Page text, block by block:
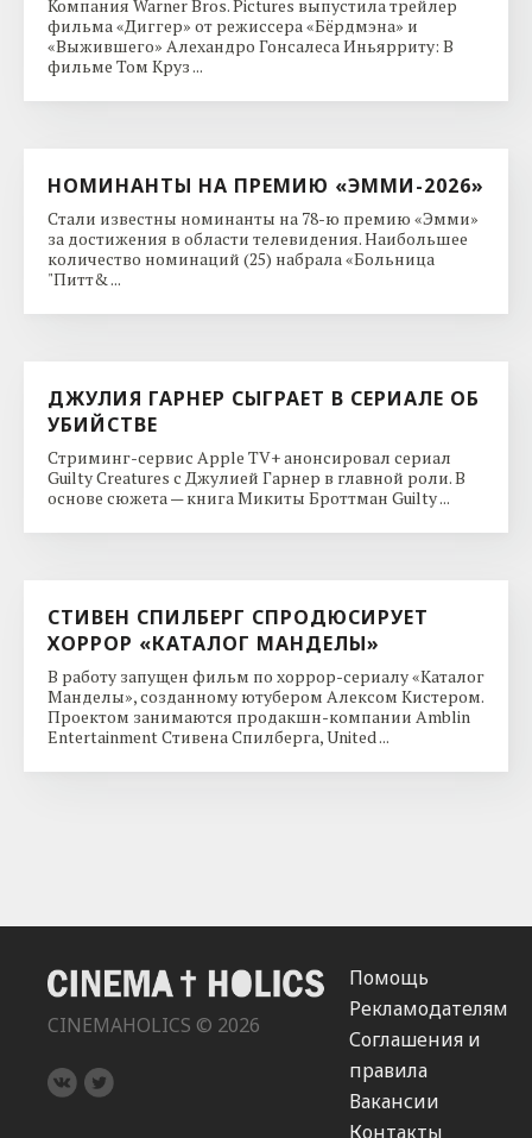
Компания Warner Bros. Pictures выпустила трейлер
фильма «Диггер» от режиссера «Бёрдмэна» и
«Выжившего» Алехандро Гонсалеса Иньярриту: В
фильме Том Круз ...
НОМИНАНТЫ НА ПРЕМИЮ «ЭММИ-2026»
Стали известны номинанты на 78-ю премию «Эмми»
за достижения в области телевидения. Наибольшее
количество номинаций (25) набрала «Больница
"Питт& ...
ДЖУЛИЯ ГАРНЕР СЫГРАЕТ В СЕРИАЛЕ ОБ
УБИЙСТВЕ
Стриминг-сервис Apple TV+ анонсировал сериал
Guilty Creatures с Джулией Гарнер в главной роли. В
основе сюжета — книга Микиты Броттман Guilty ...
СТИВЕН СПИЛБЕРГ СПРОДЮСИРУЕТ
ХОРРОР «КАТАЛОГ МАНДЕЛЫ»
В работу запущен фильм по хоррор-сериалу «Каталог
Манделы», созданному ютубером Алексом Кистером.
Проектом занимаются продакшн-компании Amblin
Entertainment Стивена Спилберга, United ...
CINEMAHOLICS © 2026
Помощь
Рекламодателям
Соглашения и
правила
Вакансии
Контакты